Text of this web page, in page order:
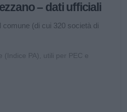
– dati ufficiali
comune (di cui 320 società di
(Indice PA), utili per PEC e